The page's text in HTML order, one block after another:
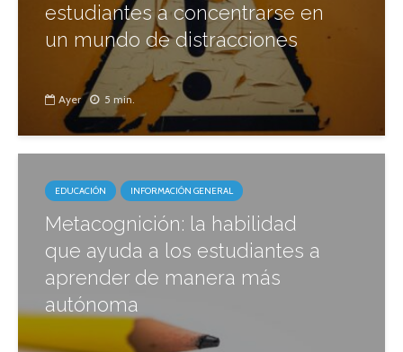
estudiantes a concentrarse en
un mundo de distracciones
Ayer 5 min.
EDUCACIÓN INFORMACIÓN GENERAL
Metacognición: la habilidad
que ayuda a los estudiantes a
aprender de manera más
autónoma